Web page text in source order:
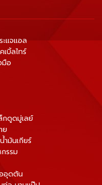
ะแจแอล
บิ้ลไทร์
มือ
กดูดมู่เลย์
ย
ำมันเกียร์
รรม
อุดตัน